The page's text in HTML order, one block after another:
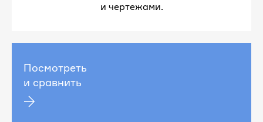
и чертежами.
Посмотреть
и сравнить